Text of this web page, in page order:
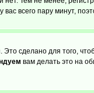
всего пару минут,
сделано для того,
вам делать это на